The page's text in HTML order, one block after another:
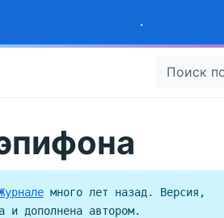
.
много лет назад. Версия,
и дополнена автором.